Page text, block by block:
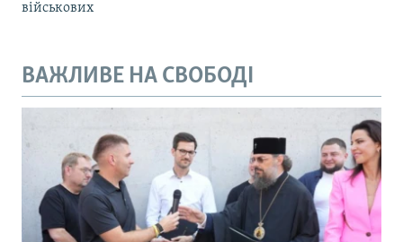
військових
ВАЖЛИВЕ НА СВОБОДІ